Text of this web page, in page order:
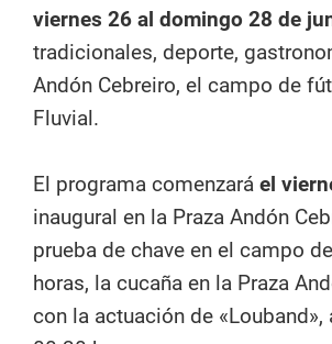
viernes 26 al domingo 28 de
tradicionales, deporte,
Andón Cebreiro, el campo de
Fluvial.
El programa comenzará el
inaugural en la Praza Andón
prueba de chave en el campo
horas, la cucaña en la Praza
con la actuación de